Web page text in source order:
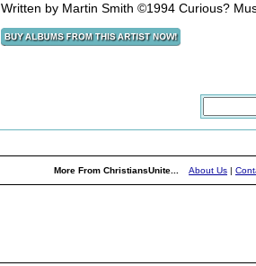
Written by Martin Smith ©1994 Curious?
More From ChristiansUnite... About Us |